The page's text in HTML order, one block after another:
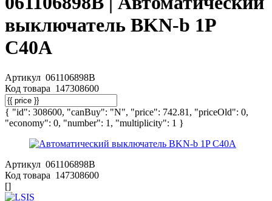
выключатель BKN-b 1P
C40A
Артикул 061106898B
Код товара 147308600
{ "id": 308600, "canBuy": "N", "price": 742.81, "priceOld": 0,
"economy": 0, "number": 1, "multiplicity": 1 }
Артикул 061106898B
Код товара 147308600
[]